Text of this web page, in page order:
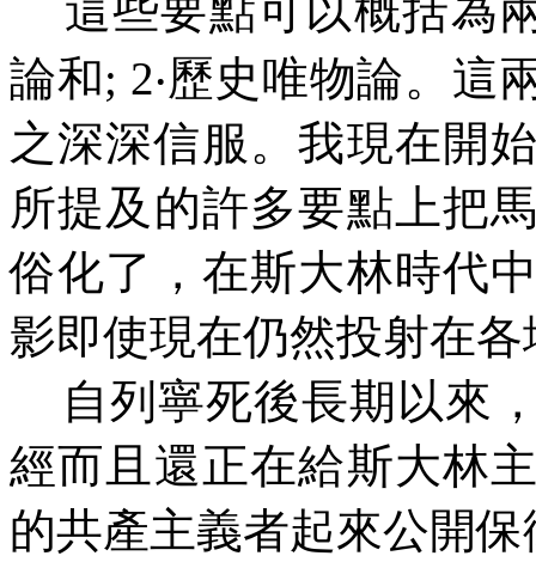
這些要點可以概括為
論和; 2‧歷史唯物論。這
之深深信服。我現在開
所提及的許多要點上把
俗化了，在斯大林時代
影即使現在仍然投射在
自列寧死後長期以來
經而且還正在給斯大林
的共產主義者起來公開